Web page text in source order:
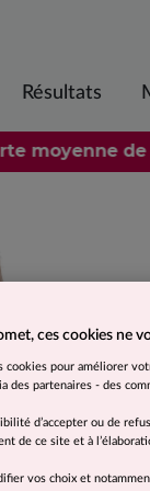
Résultats
moyenne de
ces cookies ne
cookies pour améliorer
des partenaires - des
d’accepter ou de
de ce site et à
vos choix et